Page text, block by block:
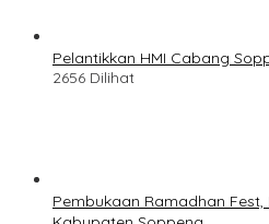
Pelantikkan HMI Cabang
2656 Dilihat
Pembukaan Ramadhan Fest,